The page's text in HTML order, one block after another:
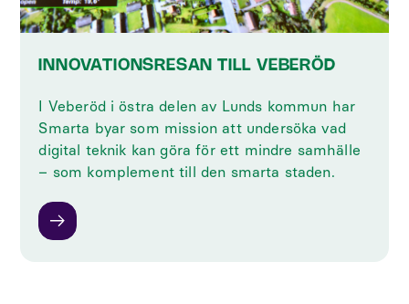
INNOVATIONSRESAN TILL VEBERÖD
I Veberöd i östra delen av Lunds kommun har
Smarta byar som mission att undersöka vad
digital teknik kan göra för ett mindre samhälle
– som komplement till den smarta staden.